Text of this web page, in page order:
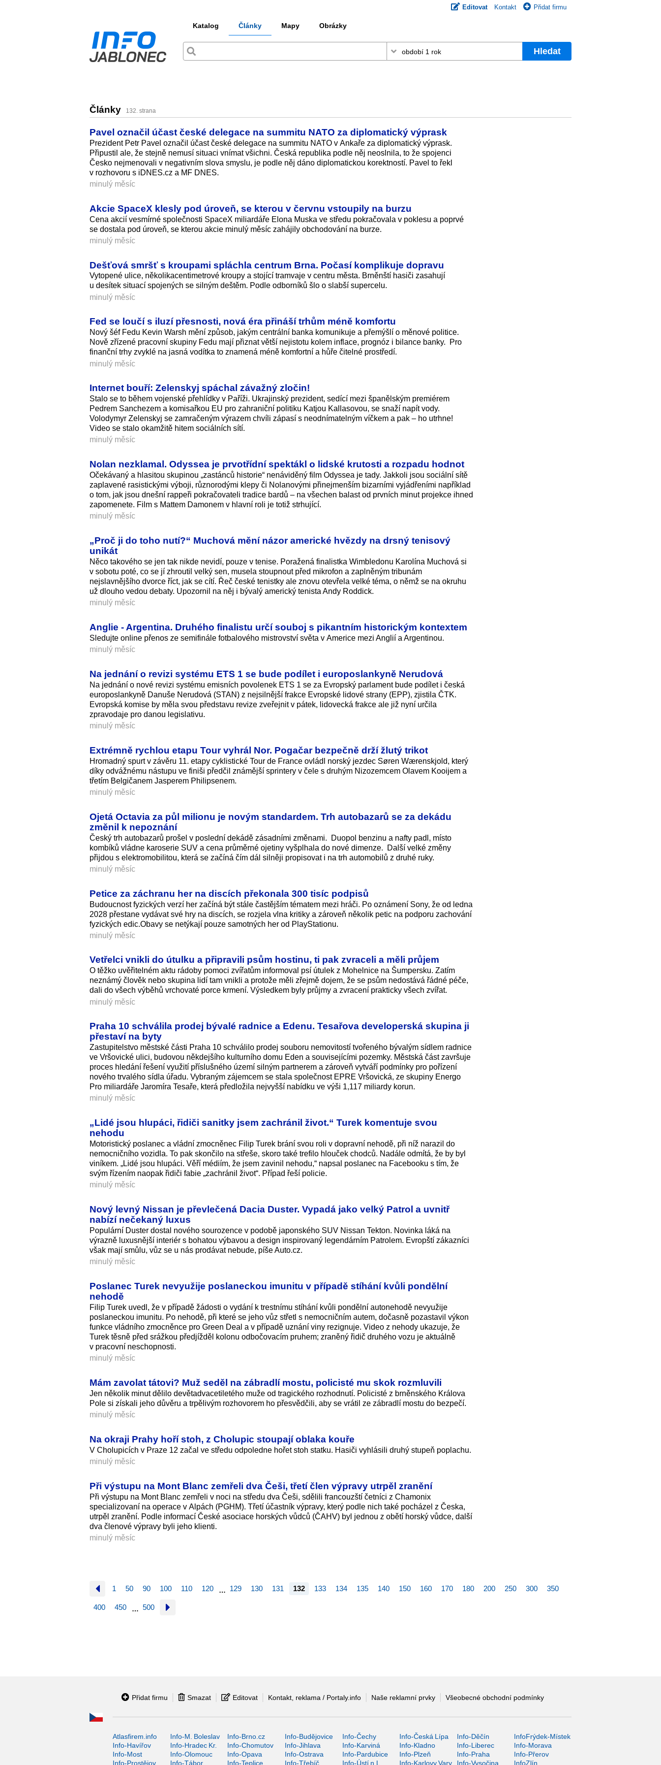
Editovat Kontakt Přidat firmu
Katalog Články Mapy Obrázky
Hledat
Články 132. strana
Pavel označil účast české delegace na summitu NATO za diplomatický výprask
Prezident Petr Pavel označil účast české delegace na summitu NATO v Ankaře za diplomatický výprask.
Připustil ale, že stejně nemusí situaci vnímat všichni. Česká republika podle něj neoslnila, to že spojenci
Česko nejmenovali v negativním slova smyslu, je podle něj dáno diplomatickou korektností. Pavel to řekl
v rozhovoru s iDNES.cz a MF DNES.
minulý měsíc
Akcie SpaceX klesly pod úroveň, se kterou v červnu vstoupily na burzu
Cena akcií vesmírné společnosti SpaceX miliardáře Elona Muska ve středu pokračovala v poklesu a poprvé
se dostala pod úroveň, se kterou akcie minulý měsíc zahájily obchodování na burze.
minulý měsíc
Dešťová smršť s kroupami spláchla centrum Brna. Počasí komplikuje dopravu
Vytopené ulice, několikacenti­metrové kroupy a stojící tramvaje v centru města. Brněnští hasiči zasahují
u desítek situací spojených se silným deštěm. Podle odborníků šlo o slabší supercelu.
minulý měsíc
Fed se loučí s iluzí přesnosti, nová éra přináší trhům méně komfortu
Nový šéf Fedu Kevin Warsh mění způsob, jakým centrální banka komunikuje a přemýšlí o měnové politice.
Nově zřízené pracovní skupiny Fedu mají přiznat větší nejistotu kolem inflace, prognóz i bilance banky. Pro
finanční trhy zvyklé na jasná vodítka to znamená méně komfortní a hůře čitelné prostředí.
minulý měsíc
Internet bouří: Zelenskyj spáchal závažný zločin!
Stalo se to během vojenské přehlídky v Paříži. Ukrajinský prezident, sedící mezi španělským premiérem
Pedrem Sanchezem a komisařkou EU pro zahraniční politiku Katjou Kallasovou, se snaží napít vody.
Volodymyr Zelenskyj se zamračeným výrazem chvíli zápasí s neodnímatelným víčkem a pak – ho utrhne!
Video se stalo okamžitě hitem sociálních sítí.
minulý měsíc
Nolan nezklamal. Odyssea je prvotřídní spektákl o lidské krutosti a rozpadu hodnot
Očekávaný a hlasitou skupinou „zastánců historie“ nenáviděný film Odyssea je tady. Jakkoli jsou sociální sítě
zaplavené rasistickými výboji, různorodými klepy či Nolanovými přinejmenším bizarními vyjádřeními například
o tom, jak jsou dnešní rappeři pokračovateli tradice bardů – na všechen balast od prvních minut projekce ihned
zapomenete. Film s Mattem Damonem v hlavní roli je totiž strhující.
minulý měsíc
„Proč ji do toho nutí?“ Muchová mění názor americké hvězdy na drsný tenisový
unikát
Něco takového se jen tak nikde nevidí, pouze v tenise. Poražená finalistka Wimbledonu Karolína Muchová si
v sobotu poté, co se jí zhroutil velký sen, musela stoupnout před mikrofon a zaplněným tribunám
nejslavnějšího dvorce říct, jak se cítí. Řeč české tenistky ale znovu otevřela velké téma, o němž se na okruhu
už dlouho vedou debaty. Upozornil na něj i bývalý americký tenista Andy Roddick.
minulý měsíc
Anglie - Argentina. Druhého finalistu určí souboj s pikantním historickým kontextem
Sledujte online přenos ze semifinále fotbalového mistrovství světa v Americe mezi Anglií a Argentinou.
minulý měsíc
Na jednání o revizi systému ETS 1 se bude podílet i europoslankyně Nerudová
Na jednání o nové revizi systému emisních povolenek ETS 1 se za Evropský parlament bude podílet i česká
europoslankyně Danuše Nerudová (STAN) z nejsilnější frakce Evropské lidové strany (EPP), zjistila ČTK.
Evropská komise by měla svou představu revize zveřejnit v pátek, lidovecká frakce ale již nyní určila
zpravodaje pro danou legislativu.
minulý měsíc
Extrémně rychlou etapu Tour vyhrál Nor. Pogačar bezpečně drží žlutý trikot
Hromadný spurt v závěru 11. etapy cyklistické Tour de France ovládl norský jezdec Søren Wærenskjold, který
díky odvážnému nástupu ve finiši předčil známější sprintery v čele s druhým Nizozemcem Olavem Kooijem a
třetím Belgičanem Jasperem Philipsenem.
minulý měsíc
Ojetá Octavia za půl milionu je novým standardem. Trh autobazarů se za dekádu
změnil k nepoznání
Český trh autobazarů prošel v poslední dekádě zásadními změnami. Duopol benzinu a nafty padl, místo
kombíků vládne karoserie SUV a cena průměrné ojetiny vyšplhala do nové dimenze. Další velké změny
přijdou s elektromobilitou, která se začíná čím dál silněji propisovat i na trh automobilů z druhé ruky.
minulý měsíc
Petice za záchranu her na discích překonala 300 tisíc podpisů
Budoucnost fyzických verzí her začíná být stále častějším tématem mezi hráči. Po oznámení Sony, že od ledna
2028 přestane vydávat své hry na discích, se rozjela vlna kritiky a zároveň několik petic na podporu zachování
fyzických edic.Obavy se netýkají pouze samotných her od PlayStationu.
minulý měsíc
Vetřelci vnikli do útulku a připravili psům hostinu, ti pak zvraceli a měli průjem
O těžko uvěřitelném aktu rádoby pomoci zvířatům informoval psí útulek z Mohelnice na Šumpersku. Zatím
neznámý člověk nebo skupina lidí tam vnikli a protože měli zřejmě dojem, že se psům nedostává řádné péče,
dali do všech výběhů vrchovaté porce krmení. Výsledkem byly průjmy a zvracení prakticky všech zvířat.
minulý měsíc
Praha 10 schválila prodej bývalé radnice a Edenu. Tesařova developerská skupina ji
přestaví na byty
Zastupitelstvo městské části Praha 10 schválilo prodej souboru nemovitostí tvořeného bývalým sídlem radnice
ve Vršovické ulici, budovou někdejšího kulturního domu Eden a souvisejícími pozemky. Městská část završuje
proces hledání řešení využití příslušného území silným partnerem a zároveň vytváří podmínky pro pořízení
nového trvalého sídla úřadu. Vybraným zájemcem se stala společnost EPRE Vršovická, ze skupiny Energo
Pro miliardáře Jaromíra Tesaře, která předložila nejvyšší nabídku ve výši 1,117 miliardy korun.
minulý měsíc
„Lidé jsou hlupáci, řidiči sanitky jsem zachránil život.“ Turek komentuje svou
nehodu
Motoristický poslanec a vládní zmocněnec Filip Turek brání svou roli v dopravní nehodě, při níž narazil do
nemocničního vozidla. To pak skončilo na střeše, skoro také trefilo hlouček chodců. Nadále odmítá, že by byl
viníkem. „Lidé jsou hlupáci. Věří médiím, že jsem zavinil nehodu,“ napsal poslanec na Facebooku s tím, že
svým řízením naopak řidiči fabie „zachránil život“. Případ řeší policie.
minulý měsíc
Nový levný Nissan je převlečená Dacia Duster. Vypadá jako velký Patrol a uvnitř
nabízí nečekaný luxus
Populární Duster dostal nového sourozence v podobě japonského SUV Nissan Tekton. Novinka láká na
výrazně luxusnější interiér s bohatou výbavou a design inspirovaný legendárním Patrolem. Evropští zákazníci
však mají smůlu, vůz se u nás prodávat nebude, píše Auto.cz.
minulý měsíc
Poslanec Turek nevyužije poslaneckou imunitu v případě stíhání kvůli pondělní
nehodě
Filip Turek uvedl, že v případě žádosti o vydání k trestnímu stíhání kvůli pondělní autonehodě nevyužije
poslaneckou imunitu. Po nehodě, při které se jeho vůz střetl s nemocničním autem, dočasně pozastavil výkon
funkce vládního zmocněnce pro Green Deal a v případě uznání viny rezignuje. Video z nehody ukazuje, že
Turek těsně před srážkou předjížděl kolonu odbočovacím pruhem; zraněný řidič druhého vozu je aktuálně
v pracovní neschopnosti.
minulý měsíc
Mám zavolat tátovi? Muž seděl na zábradlí mostu, policisté mu skok rozmluvili
Jen několik minut dělilo devětadvacetiletého muže od tragického rozhodnutí. Policisté z brněnského Králova
Pole si získali jeho důvěru a trpělivým rozhovorem ho přesvědčili, aby se vrátil ze zábradlí mostu do bezpečí.
minulý měsíc
Na okraji Prahy hoří stoh, z Cholupic stoupají oblaka kouře
V Cholupicích v Praze 12 začal ve středu odpoledne hořet stoh statku. Hasiči vyhlásili druhý stupeň poplachu.
minulý měsíc
Při výstupu na Mont Blanc zemřeli dva Češi, třetí člen výpravy utrpěl zranění
Při výstupu na Mont Blanc zemřeli v noci na středu dva Češi, sdělili francouzští četníci z Chamonix
specializovaní na operace v Alpách (PGHM). Třetí účastník výpravy, který podle nich také pocházel z Česka,
utrpěl zranění. Podle informací České asociace horských vůdců (ČAHV) byl jednou z obětí horský vůdce, další
dva členové výpravy byli jeho klienti.
minulý měsíc
1 50 90 100 110 120 … 129 130 131 132 133 134 135 140 150 160 170 180 200 250 300 350
400 450 … 500
Přidat firmu Smazat Editovat Kontakt, reklama / Portaly.info Naše reklamní prvky Všeobecné obchodní podmínky
Atlasfirem.info Info-M. Boleslav Info-Brno.cz Info-Budějovice Info-Čechy Info-Česká Lípa Info-Děčín
InfoFrýdek-Místek
Info-Havířov
Info-Hradec Kr. Info-Chomutov Info-Jihlava Info-Karviná Info-Kladno Info-Liberec
Info-Morava
Info-Most
Info-Olomouc Info-Opava Info-Ostrava Info-Pardubice Info-Plzeň Info-Praha
Info-Přerov
Info-Prostějov
Info-Tábor Info-Teplice Info-Třebíč Info-Ústí n.L. Info-Karlovy Vary Info-Vysočina InfoZlín